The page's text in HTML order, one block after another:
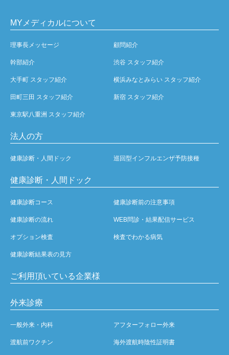
MYメディカルについて
理事長メッセージ 顧問紹介
幹部紹介 渋谷 スタッフ紹介
大手町 スタッフ紹介 横浜みなとみらい スタッフ紹介
田町三田 スタッフ紹介 新宿 スタッフ紹介
東京駅八重洲 スタッフ紹介
法人の方
健康診断・人間ドック 巡回型インフルエンザ予防接種
健康診断・人間ドック
健康診断コース 健康診断前の注意事項
健康診断の流れ WEB問診・結果配信サービス
オプション検査 検査でわかる病気
健康診断結果表の見方
ご利用頂いている企業様
外来診療
一般外来・内科 アフターフォロー外来
渡航前ワクチン 海外渡航時陰性証明書